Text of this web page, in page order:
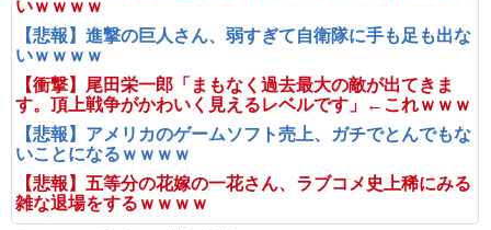
いｗｗｗｗ
【悲報】進撃の巨人さん、弱すぎて自衛隊に手も足も出な
いｗｗｗｗ
【衝撃】尾田栄一郎「まもなく過去最大の敵が出てきま
す。頂上戦争がかわいく見えるレベルです」←これｗｗｗ
【悲報】アメリカのゲームソフト売上、ガチでとんでもな
いことになるｗｗｗｗ
【悲報】五等分の花嫁の一花さん、ラブコメ史上稀にみる
雑な退場をするｗｗｗｗ